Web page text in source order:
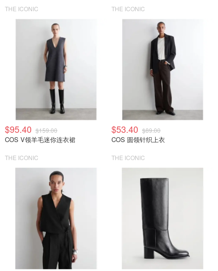
THE ICONIC THE ICONIC
$95.40 $159.00
COS V领羊毛迷你连衣裙
THE ICONIC
$53.40 $89.00
COS 圆领针织上衣
THE ICONIC